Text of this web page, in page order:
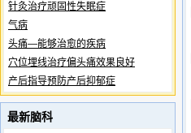
针灸治疗顽固性失眠症
气病
头痛—能够治愈的疾病
穴位埋线治疗偏头痛效果良好
产后指导预防产后抑郁症
最新脑科